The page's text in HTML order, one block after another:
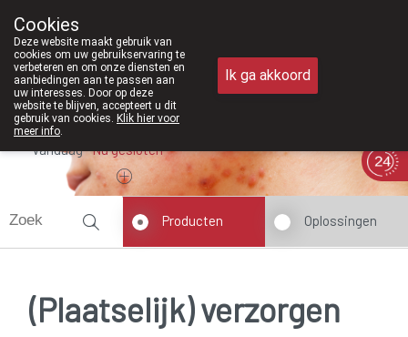
011/610300
Vandaag Nugesloten
Producten Oplossingen
(Plaatselijk) verzorgen
Cookies
Deze website maakt gebruik van
cookies om uw gebruikservaring te
verbeteren en om onze diensten en
aanbiedingen aan te passen aan
uw interesses. Door op deze
website te blijven, accepteert u dit
gebruik van cookies. Klik hier voor
meer info.
Ik ga akkoord